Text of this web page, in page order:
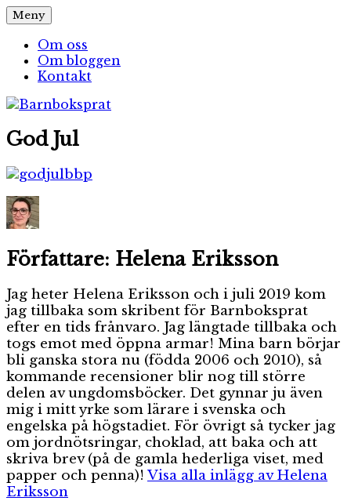
Hoppa
till
innehåll
Barnboksprat
– en blogg om barnböcker
Meny
Om oss
Om bloggen
Kontakt
God Jul
Författare: Helena Eriksson
Jag heter Helena Eriksson och i juli 2019 kom
jag tillbaka som skribent för Barnboksprat
efter en tids frånvaro. Jag längtade tillbaka och
togs emot med öppna armar! Mina barn börjar
bli ganska stora nu (födda 2006 och 2010), så
kommande recensioner blir nog till större
delen av ungdomsböcker. Det gynnar ju även
mig i mitt yrke som lärare i svenska och
engelska på högstadiet. För övrigt så tycker jag
om jordnötsringar, choklad, att baka och att
skriva brev (på de gamla hederliga viset, med
papper och penna)! Visa alla inlägg av Helena
Eriksson